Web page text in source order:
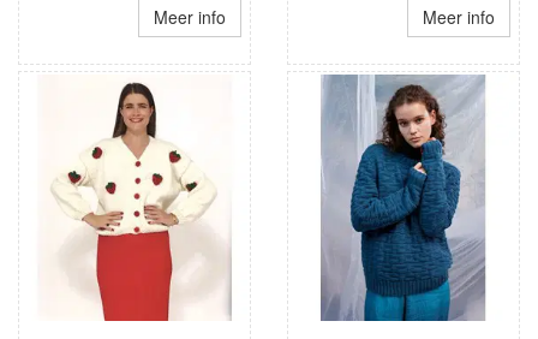
Meer info Meer info